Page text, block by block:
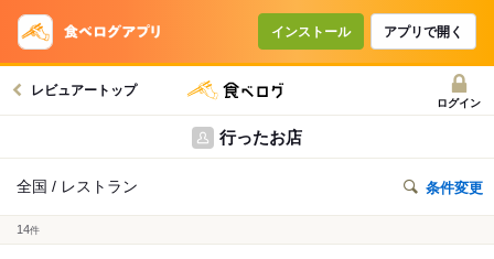
インストール アプリで開く
レビュアートップ
ログイン
行ったお店
全国 / レストラン 条件変更
14件